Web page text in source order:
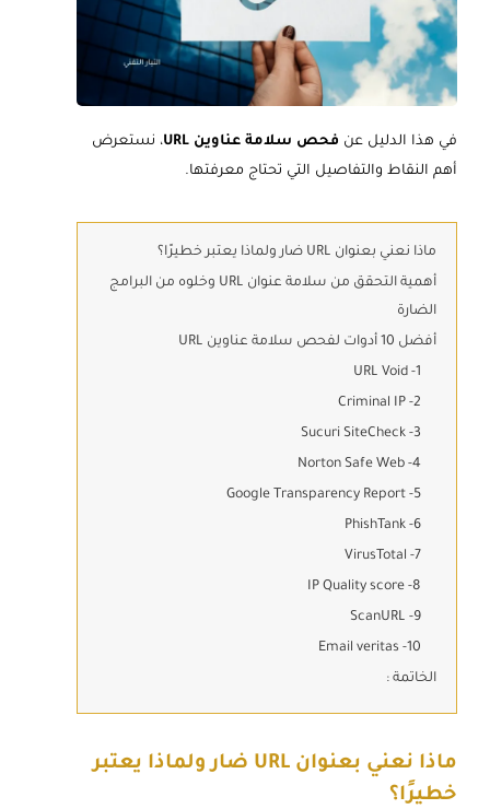
في هذا الدليل عن فحص سلامة عناوين URL
، نستعرض
أهم النقاط والتفاصيل التي تحتاج معرفتها.
ماذا نعني بعنوان URL ضار ولماذا يعتبر خطيرًا؟
أهمية التحقق من سلامة عنوان URL وخلوه من البرامج
الضارة
أفضل 10 أدوات لفحص سلامة عناوين URL
URL Void -1
2- Criminal IP
3- Sucuri SiteCheck
4- Norton Safe Web
5- Google Transparency Report
6- PhishTank
7- VirusTotal
8- IP Quality score
9- ScanURL
10- Email veritas
الخاتمة :
ماذا نعني بعنوان URL ضار ولماذا يعتبر
خطيرًا؟